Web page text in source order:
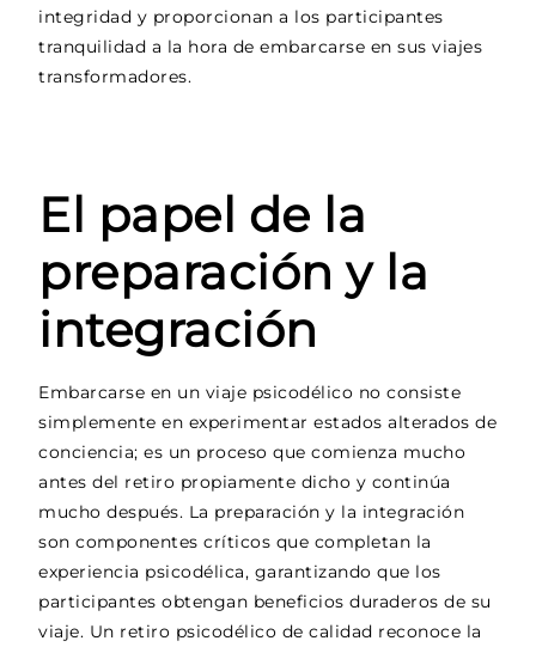
integridad y proporcionan a los participantes
tranquilidad a la hora de embarcarse en sus viajes
transformadores.
El papel de la
preparación y la
integración
Embarcarse en un viaje psicodélico no consiste
simplemente en experimentar estados alterados de
conciencia; es un proceso que comienza mucho
antes del retiro propiamente dicho y continúa
mucho después. La preparación y la integración
son componentes críticos que completan la
experiencia psicodélica, garantizando que los
participantes obtengan beneficios duraderos de su
viaje. Un retiro psicodélico de calidad reconoce la